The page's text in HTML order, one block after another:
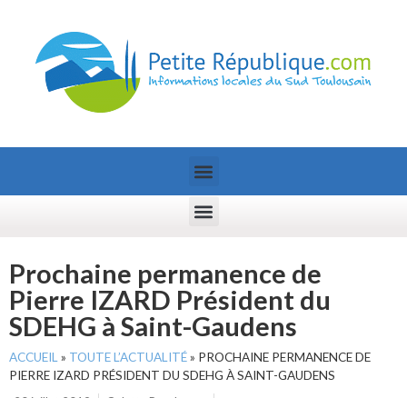
Prochaine permanence de
Pierre IZARD Président du
SDEHG à Saint-Gaudens
ACCUEIL » TOUTE L’ACTUALITÉ» PROCHAINE PERMANENCE DE
PIERRE IZARD PRÉSIDENT DU SDEHG À SAINT-GAUDENS